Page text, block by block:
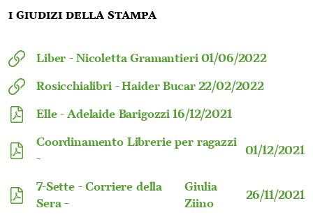
I giudizi della stampa
Liber - Nicoletta Gramantieri 01/06/2022
Rosicchialibri - Haider Bucar 22/02/2022
Elle - Adelaide Barigozzi 16/12/2021
Coordinamento Librerie per ragazzi
-
01/12/2021
7-Sette - Corriere della
Sera -
Giulia
Ziino
26/11/2021